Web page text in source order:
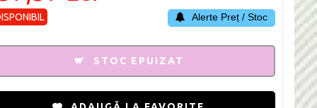
Alerte Preț / Stoc
STOC EPUIZAT